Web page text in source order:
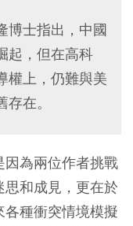
博士指出，中國
起，但在高科
權上，仍難與美
在。
為兩位作者挑戰
和成見，更在於
種衝突情境模擬